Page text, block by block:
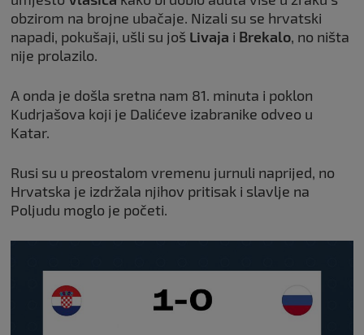
obzirom na brojne ubačaje. Nizali su se hrvatski
napadi, pokušaji, ušli su još Livaja i Brekalo, no ništa
nije prolazilo.
A onda je došla sretna nam 81. minuta i poklon
Kudrjašova koji je Dalićeve izabranike odveo u
Katar.
Rusi su u preostalom vremenu jurnuli naprijed, no
Hrvatska je izdržala njihov pritisak i slavlje na
Poljudu moglo je početi.